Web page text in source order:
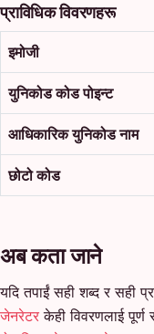
प्राविधिक विवरणहरू
इमोजी
युनिकोड कोड पोइन्ट
आधिकारिक युनिकोड नाम
छोटो कोड
अब कता जाने
यदि तपाईं सही शब्द र सही
जेनरेटर केही विवरणलाई पूर्ण